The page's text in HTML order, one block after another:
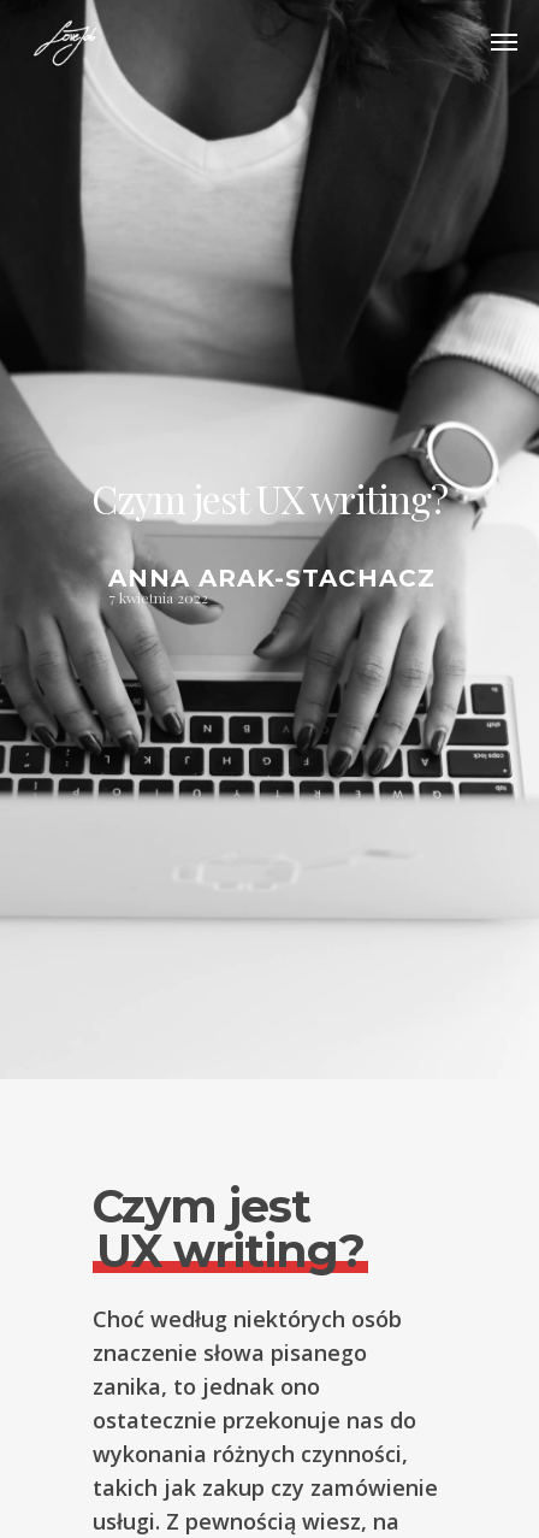
Czym jest UX writing?
ANNA ARAK-STACHACZ
7 kwietnia 2022
Czym jest
UX writing?
Choć według niektórych osób
znaczenie słowa pisanego
zanika, to jednak ono
ostatecznie przekonuje nas do
wykonania różnych czynności,
takich jak zakup czy zamówienie
usługi. Z pewnością wiesz, na